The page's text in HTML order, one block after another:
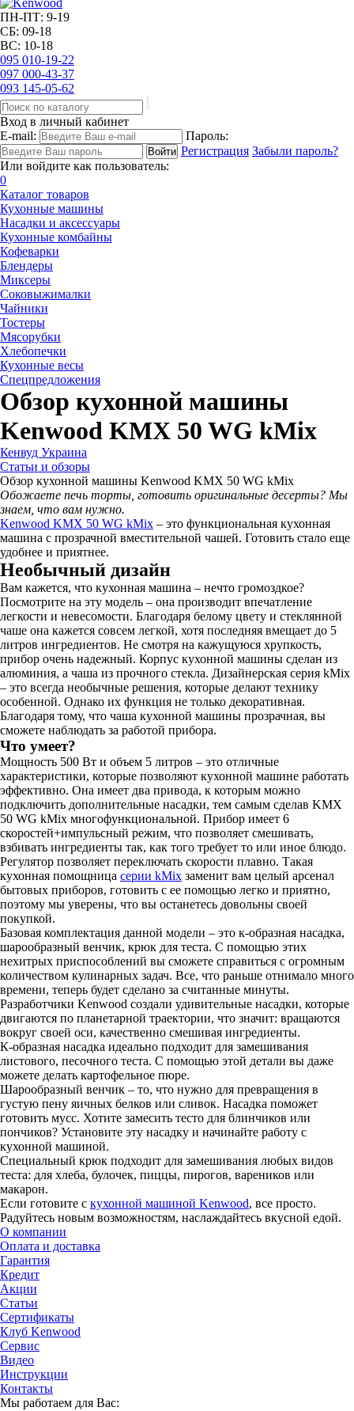
ПН-ПТ: 9-19
СБ: 09-18
ВС: 10-18
095 010-19-22
097 000-43-37
093 145-05-62
Вход в личный кабинет
E-mail:
Пароль:
Регистрация Забыли пароль?
Или войдите как пользователь:
0
Каталог товаров
Кухонные машины
Насадки и аксессуары
Кухонные комбайны
Кофеварки
Блендеры
Миксеры
Соковыжималки
Чайники
Тостеры
Мясорубки
Хлебопечки
Кухонные весы
Спецпредложения
Обзор кухонной машины
Kenwood KMX 50 WG kMix
Кенвуд Украина
Статьи и обзоры
Обзор кухонной машины Kenwood KMX 50 WG kMix
Обожаете печь торты, готовить оригинальные десерты? Мы
знаем, что вам нужно.
Kenwood KMX 50 WG kMix – это функциональная кухонная
машина с прозрачной вместительной чашей. Готовить стало еще
удобнее и приятнее.
Необычный дизайн
Вам кажется, что кухонная машина – нечто громоздкое?
Посмотрите на эту модель – она производит впечатление
легкости и невесомости. Благодаря белому цвету и стеклянной
чаше она кажется совсем легкой, хотя последняя вмещает до 5
литров ингредиентов. Не смотря на кажущуюся хрупкость,
прибор очень надежный. Корпус кухонной машины сделан из
алюминия, а чаша из прочного стекла. Дизайнерская серия kMix
– это всегда необычные решения, которые делают технику
особенной. Однако их функция не только декоративная.
Благодаря тому, что чаша кухонной машины прозрачная, вы
сможете наблюдать за работой прибора.
Что умеет?
Мощность 500 Вт и объем 5 литров – это отличные
характеристики, которые позволяют кухонной машине работать
эффективно. Она имеет два привода, к которым можно
подключить дополнительные насадки, тем самым сделав KMX
50 WG kMix многофункциональной. Прибор имеет 6
скоростей+импульсный режим, что позволяет смешивать,
взбивать ингредиенты так, как того требует то или иное блюдо.
Регулятор позволяет переключать скорости плавно. Такая
кухонная помощница серии kMix заменит вам целый арсенал
бытовых приборов, готовить с ее помощью легко и приятно,
поэтому мы уверены, что вы останетесь довольны своей
покупкой.
Базовая комплектация данной модели – это к-образная насадка,
шарообразный венчик, крюк для теста. С помощью этих
нехитрых приспособлений вы сможете справиться с огромным
количеством кулинарных задач. Все, что раньше отнимало много
времени, теперь будет сделано за считанные минуты.
Разработчики Kenwood создали удивительные насадки, которые
двигаются по планетарной траектории, что значит: вращаются
вокруг своей оси, качественно смешивая ингредиенты.
К-образная насадка идеально подходит для замешивания
листового, песочного теста. С помощью этой детали вы даже
можете делать картофельное пюре.
Шарообразный венчик – то, что нужно для превращения в
густую пену яичных белков или сливок. Насадка поможет
готовить мусс. Хотите замесить тесто для блинчиков или
пончиков? Установите эту насадку и начинайте работу с
кухонной машиной.
Специальный крюк подходит для замешивания любых видов
теста: для хлеба, булочек, пиццы, пирогов, вареников или
макарон.
Если готовите с кухонной машиной Kenwood, все просто.
Радуйтесь новым возможностям, наслаждайтесь вкусной едой.
О компании
Оплата и доставка
Гарантия
Кредит
Акции
Статьи
Сертификаты
Клуб Kenwood
Сервис
Видео
Инструкции
Контакты
Мы работаем для Вас: